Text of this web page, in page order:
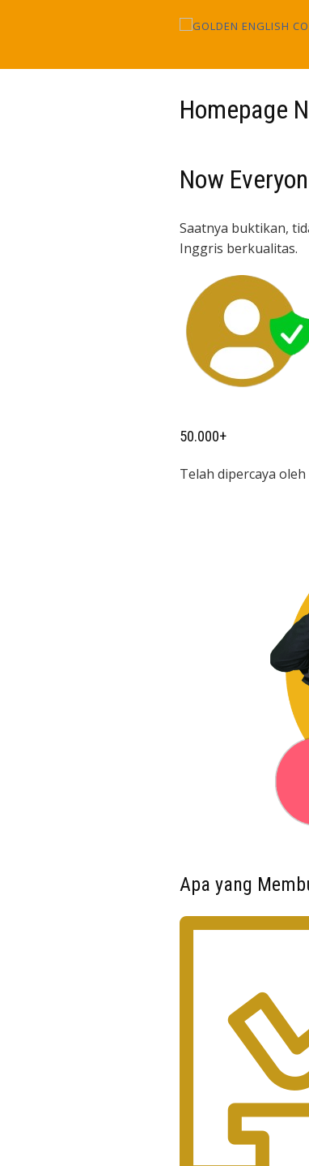
Homepage
Now
Saatnya buktikan,
Inggris berkualitas.
50.000+
Telah dipercaya
Apa yang